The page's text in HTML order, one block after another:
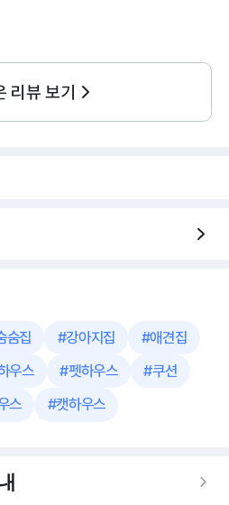
리뷰 보기
숨집 #강아지집 #애견집
우스 #펫하우스 #쿠션
스 #캣하우스